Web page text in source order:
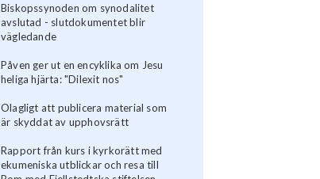
Biskopssynoden om synodalitet
avslutad - slutdokumentet blir
vägledande
Påven ger ut en encyklika om Jesu
heliga hjärta: "Dilexit nos"
Olagligt att publicera material som
är skyddat av upphovsrätt
Rapport från kurs i kyrkorätt med
ekumeniska utblickar och resa till